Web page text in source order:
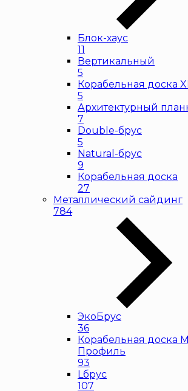
Блок-хаус
11
Вертикальный
5
Корабельная доска
5
Архитектурный
7
Double-брус
5
Natural-брус
9
Корабельная доска
27
Металлический сайдинг
784
ЭкоБрус
36
Корабельная доска
Профиль
93
Lбрус
107